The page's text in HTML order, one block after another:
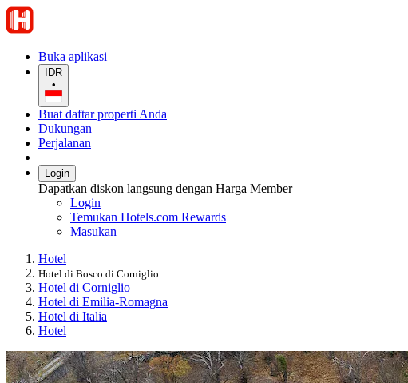
Buka aplikasi
IDR
•
Buat daftar properti Anda
Dukungan
Perjalanan
Login
Dapatkan diskon langsung dengan Harga Member
Login
Temukan Hotels.com Rewards
Masukan
Hotel
Hotel di Bosco di Corniglio
Hotel di Corniglio
Hotel di Emilia-Romagna
Hotel di Italia
Hotel